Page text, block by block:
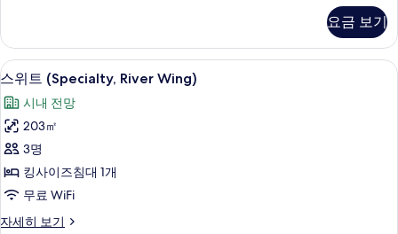
진
모
두
보
기
위
트
(Grand
Tower,
Diplomat)
자
히
보
기
요금 보기
스
위
트
(Specialty,
River
Wing)
사
진
스위트 (Specialty, River Wing) | 객실
7
스위트 (Specialty, River Wing)
시내 전망
203㎡
3명
킹사이즈침대 1개
무료 WiFi
자세히 보기
스